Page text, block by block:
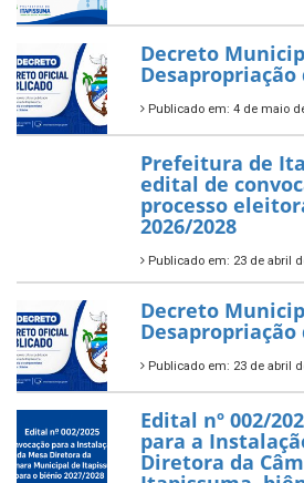
Decreto
Desapropriação
Publicado em: 4 de maio
Prefeitura de
edital de
processo
2026/2028
Publicado em: 23 de abril
Decreto
Desapropriação
Publicado em: 23 de abril
Edital nº 002/
para a
Diretora da